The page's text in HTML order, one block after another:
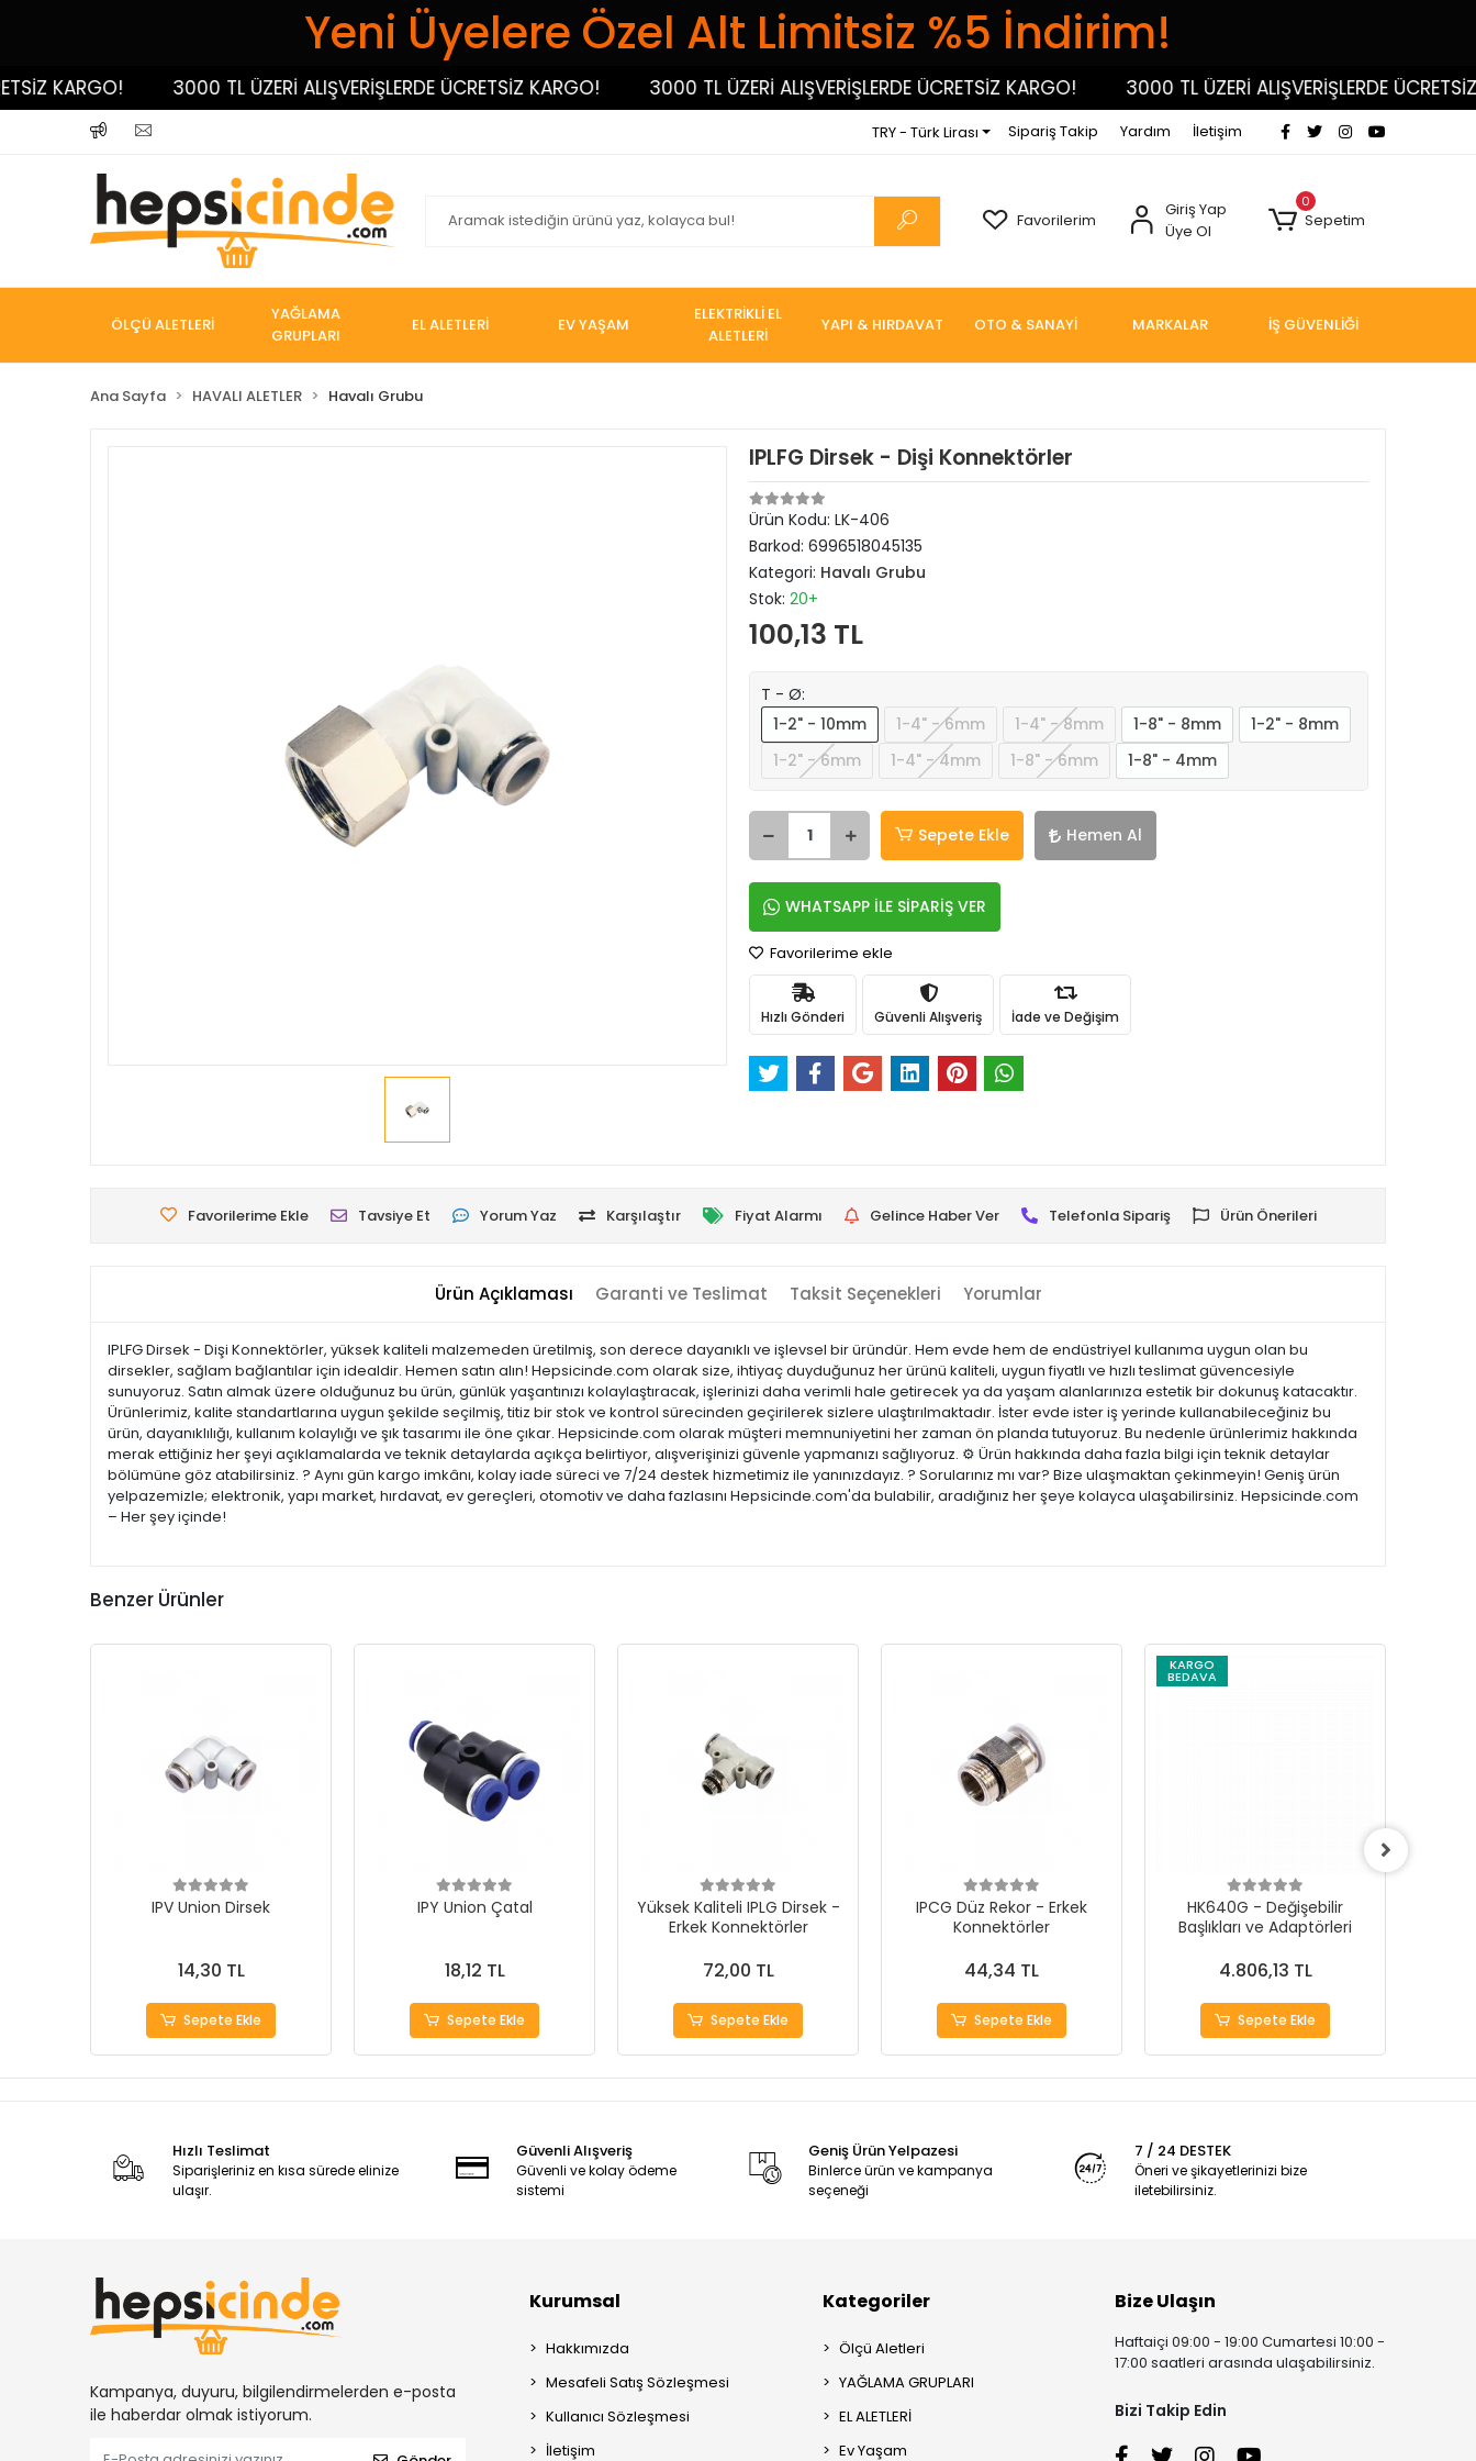
Yeni Üyelere Özel Alt Limitsiz %5 İndirim!
KARGO! 3000 TL ÜZERİ ALIŞVERİŞLERDE ÜCRETSİZ KARGO! 3000 TL ÜZERİ ALIŞVERİŞLERDE ÜCRETSİZ KARGO! 3000 TL ÜZERİ ALIŞVERİŞLERDE ÜCRETSİZ
TRY - Türk Lirası Sipariş Takip Yardım İletişim
Favorilerim
Giriş Yap
Üye Ol
0
Sepetim
ÖLÇÜ ALETLERİ
YAĞLAMA
GRUPLARI
EL ALETLERİ EV YAŞAM
ELEKTRİKLİ EL
ALETLERİ
YAPI & HIRDAVAT OTO & SANAYİ MARKALAR İŞ GÜVENLİĞİ
Ana Sayfa HAVALI ALETLER Havalı Grubu
IPLFG Dirsek - Dişi Konnektörler
Ürün Kodu: LK-406
Barkod: 6996518045135
Kategori: Havalı Grubu
Stok: 20+
100,13 TL
T - Ø:
1-2" - 10mm
1-4" - 6mm 1-4" - 8mm 1-8" - 8mm
1-2" - 8mm
1-2" - 6mm
1-4" - 4mm 1-8" - 6mm 1-8" - 4mm
Sepete Ekle Hemen Al
WHATSAPP İLE SİPARİŞ VER
Favorilerime ekle
Hızlı Gönderi Güvenli Alışveriş İade ve Değişim
Favorilerime Ekle Tavsiye Et Yorum Yaz Karşılaştır Fiyat Alarmı Gelince Haber Ver Telefonla Sipariş Ürün Önerileri
Ürün Açıklaması Garanti ve Teslimat Taksit Seçenekleri Yorumlar
IPLFG Dirsek - Dişi Konnektörler, yüksek kaliteli malzemeden üretilmiş, son derece dayanıklı ve işlevsel bir üründür. Hem evde hem de endüstriyel kullanıma uygun olan bu
dirsekler, sağlam bağlantılar için idealdir. Hemen satın alın! Hepsicinde.com olarak size, ihtiyaç duyduğunuz her ürünü kaliteli, uygun fiyatlı ve hızlı teslimat güvencesiyle
sunuyoruz. Satın almak üzere olduğunuz bu ürün, günlük yaşantınızı kolaylaştıracak, işlerinizi daha verimli hale getirecek ya da yaşam alanlarınıza estetik bir dokunuş katacaktır.
Ürünlerimiz, kalite standartlarına uygun şekilde seçilmiş, titiz bir stok ve kontrol sürecinden geçirilerek sizlere ulaştırılmaktadır. İster evde ister iş yerinde kullanabileceğiniz bu
ürün, dayanıklılığı, kullanım kolaylığı ve şık tasarımı ile öne çıkar. Hepsicinde.com olarak müşteri memnuniyetini her zaman ön planda tutuyoruz. Bu nedenle ürünlerimiz hakkında
merak ettiğiniz her şeyi açıklamalarda ve teknik detaylarda açıkça belirtiyor, alışverişinizi güvenle yapmanızı sağlıyoruz. ⚙️ Ürün hakkında daha fazla bilgi için teknik detaylar
bölümüne göz atabilirsiniz. ? Aynı gün kargo imkânı, kolay iade süreci ve 7/24 destek hizmetimiz ile yanınızdayız. ? Sorularınız mı var? Bize ulaşmaktan çekinmeyin! Geniş ürün
yelpazemizle; elektronik, yapı market, hırdavat, ev gereçleri, otomotiv ve daha fazlasını Hepsicinde.com'da bulabilir, aradığınız her şeye kolayca ulaşabilirsiniz. Hepsicinde.com
– Her şey içinde!
Benzer Ürünler
IPV Union Dirsek
14,30 TL
Sepete Ekle
IPY Union Çatal
18,12 TL
Sepete Ekle
Yüksek Kaliteli IPLG Dirsek -
Erkek Konnektörler
72,00 TL
Sepete Ekle
IPCG Düz Rekor - Erkek
Konnektörler
44,34 TL
Sepete Ekle
KARGO
BEDAVA
HK640G - Değişebilir
Başlıkları ve Adaptörleri
4.806,13 TL
Sepete Ekle
Hızlı Teslimat
Siparişleriniz en kısa sürede elinize
ulaşır.
Güvenli Alışveriş
Güvenli ve kolay ödeme
sistemi
Geniş Ürün Yelpazesi
Binlerce ürün ve kampanya
seçeneği
7 / 24 DESTEK
Öneri ve şikayetlerinizi bize
iletebilirsiniz.
Kampanya, duyuru, bilgilendirmelerden e-posta
ile haberdar olmak istiyorum.
Kurumsal
Hakkımızda
Mesafeli Satış Sözleşmesi
Kullanıcı Sözleşmesi
İletişim
Kategoriler
Ölçü Aletleri
YAĞLAMA GRUPLARI
EL ALETLERİ
Ev Yaşam
Bize Ulaşın
Haftaiçi 09:00 - 19:00 Cumartesi 10:00 -
17:00 saatleri arasında ulaşabilirsiniz.
Bizi Takip Edin